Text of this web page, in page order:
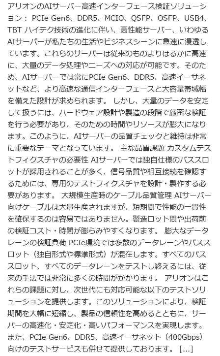
アリオンのAIサーバー高速インターフェース検証ソリューシ
ョン： PCIe Gen6、DDR5、MCIO、QSFP、OSFP、USB4、
TBT ハイテク技術の進化に伴い、高性能サーバー、いわゆる
AIサーバーが私たちの生活やビジネスシーンに急速に浸透し
ています。これらのサーバーは従来のものよりはるかに高速
に、大量のデータ処理やニーズへの対応が可能です。そのた
め、AIサーバーでは常にPCIe Gen6、DDR5、高速イーサネ
ットなど、より高速な通信インターフェースと大容量帯域幅
を備えた設計が求められます。 しかし、大量のデータを安定
して扱うには、ハードウェア設計や製造の段階で厳密な検証
を行う必要があり、そのための時間やリソースが膨大になり
ます。このように、AIサーバーの品質チェックと維持は非常
に重要なテーマとなっています。 主な品質課題 カスタムテス
トフィクスチャの必要性 AIサーバーでは独自仕様のバススロ
ットが採用されることが多く、信号品質や相互接続を確認す
るためには、専用のテストフィクスチャを設計・製作する必
要があります。 大規模生産時のケーブル品質管理 AIサーバー
向けケーブルは大量生産されますが、短期間で性能の一貫性
を確保するのは容易ではありません。製造ロット間や出荷前
の検証コスト・時間が膨らみやすくなります。 膨大なデータ
レーンの検証負荷 PCIe環境では多数のデータレーンやバスス
ロット（独自形式や標準形式）が混在します。すべてのバス
スロット、すべてのデータレーンをテストし終えるには、従
来の手法では非常に多くの時間がかかります。 アリオンはこ
れらの課題に対し、次世代にも対応可能な以下のテストソリ
ューションを提供します。このソリューションにより、検証
期間を大幅に短縮し、製品の信頼性を高めるとともに、サー
バーの高速化・安定化・高いパフォーマンスを実現します。
また、PCIe Gen6、DDR5、高速イーサネット（400Gbps）
向けのテストサービスも併せて提供しております。 [...]